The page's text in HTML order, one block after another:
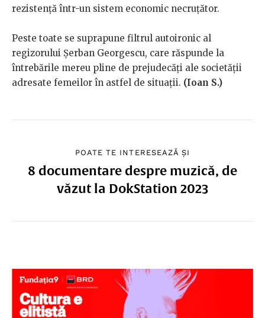
rezistență într-un sistem economic necruțător.
Peste toate se suprapune filtrul autoironic al
regizorului Șerban Georgescu, care răspunde la
întrebările mereu pline de prejudecăți ale societății
adresate femeilor în astfel de situații. (Ioan S.)
POATE TE INTERESEAZĂ ȘI
8 documentare despre muzică, de
văzut la DokStation 2023